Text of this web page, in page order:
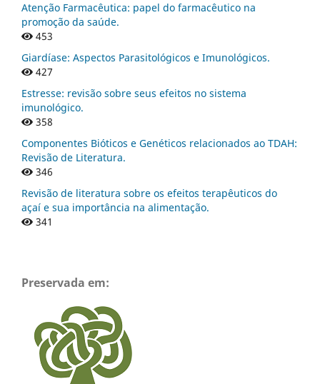
Atenção Farmacêutica: papel do farmacêutico na
promoção da saúde.
453
Giardíase: Aspectos Parasitológicos e Imunológicos.
427
Estresse: revisão sobre seus efeitos no sistema
imunológico.
358
Componentes Bióticos e Genéticos relacionados ao TDAH:
Revisão de Literatura.
346
Revisão de literatura sobre os efeitos terapêuticos do
açaí e sua importância na alimentação.
341
Preservada em: